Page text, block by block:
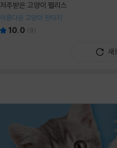
저주받은 고양이 펠리스
아름다운 고양이 판타지
10.0 (9)
새